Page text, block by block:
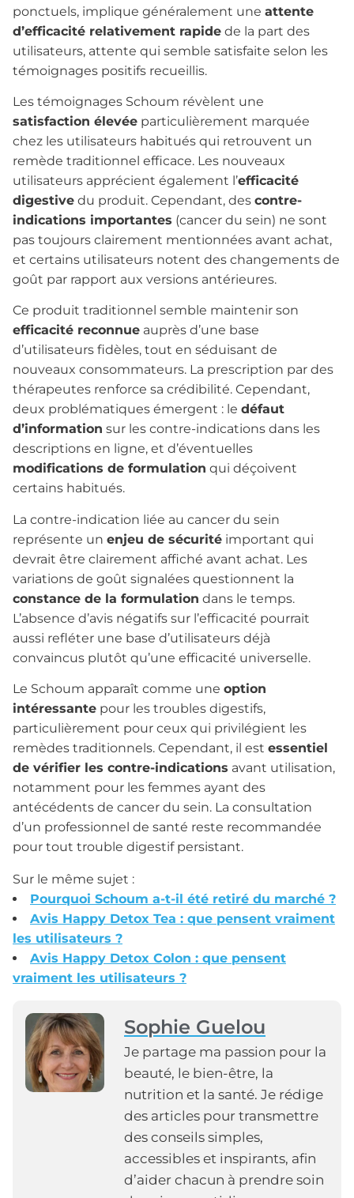
ponctuels, implique généralement une attente
d’efficacité relativement rapide de la part des
utilisateurs, attente qui semble satisfaite selon les
témoignages positifs recueillis.
Les témoignages Schoum révèlent une
satisfaction élevée particulièrement marquée
chez les utilisateurs habitués qui retrouvent un
remède traditionnel efficace. Les nouveaux
utilisateurs apprécient également l’efficacité
digestive du produit. Cependant, des contre-
indications importantes (cancer du sein) ne sont
pas toujours clairement mentionnées avant achat,
et certains utilisateurs notent des changements de
goût par rapport aux versions antérieures.
Ce produit traditionnel semble maintenir son
efficacité reconnue auprès d’une base
d’utilisateurs fidèles, tout en séduisant de
nouveaux consommateurs. La prescription par des
thérapeutes renforce sa crédibilité. Cependant,
deux problématiques émergent : le défaut
d’information sur les contre-indications dans les
descriptions en ligne, et d’éventuelles
modifications de formulation qui déçoivent
certains habitués.
La contre-indication liée au cancer du sein
représente un enjeu de sécurité important qui
devrait être clairement affiché avant achat. Les
variations de goût signalées questionnent la
constance de la formulation dans le temps.
L’absence d’avis négatifs sur l’efficacité pourrait
aussi refléter une base d’utilisateurs déjà
convaincus plutôt qu’une efficacité universelle.
Le Schoum apparaît comme une option
intéressante pour les troubles digestifs,
particulièrement pour ceux qui privilégient les
remèdes traditionnels. Cependant, il est essentiel
de vérifier les contre-indications avant utilisation,
notamment pour les femmes ayant des
antécédents de cancer du sein. La consultation
d’un professionnel de santé reste recommandée
pour tout trouble digestif persistant.
Sur le même sujet :
Pourquoi Schoum a-t-il été retiré du marché ?
Avis Happy Detox Tea : que pensent vraiment
les utilisateurs ?
Avis Happy Detox Colon : que pensent
vraiment les utilisateurs ?
Sophie Guelou
Je partage ma passion pour la
beauté, le bien-être, la
nutrition et la santé. Je rédige
des articles pour transmettre
des conseils simples,
accessibles et inspirants, afin
d’aider chacun à prendre soin